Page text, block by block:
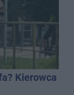
Kierowca